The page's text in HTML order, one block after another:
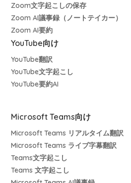
Zoom文字起こしの保存
Zoom AI議事録（ノートテイカー）
Zoom AI要約
YouTube向け
YouTube翻訳
YouTube文字起こし
YouTube要約AI
Microsoft Teams向け
Microsoft Teams リアルタイム翻訳
Microsoft Teams ライブ字幕翻訳
Teams文字起こし
Teams 文字起こし